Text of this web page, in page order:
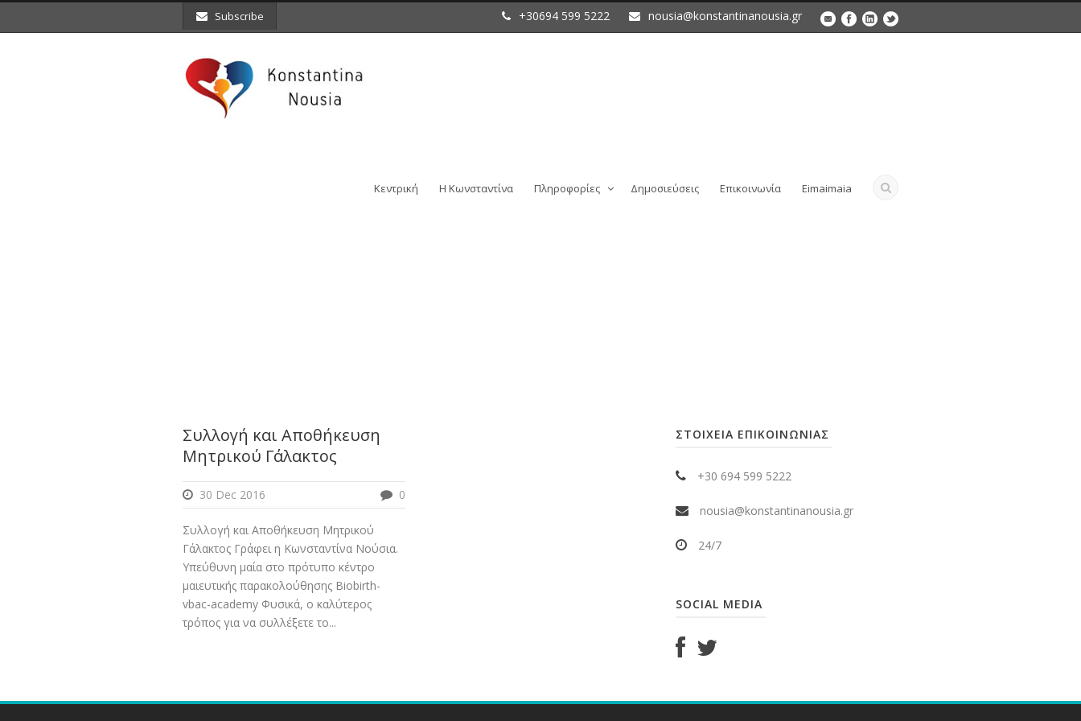
Subscribe +30694 599 5222 nousia@konstantinanousia.gr
Κεντρική Η Κωνσταντίνα Πληροφορίες Δημοσιεύσεις Επικοινωνία Eimaimaia
Συλλογή και Αποθήκευση
Μητρικού Γάλακτος
30 Dec 2016 0
Συλλογή και Αποθήκευση Μητρικού
Γάλακτος Γράφει η Κωνσταντίνα Νούσια.
Υπεύθυνη μαία στο πρότυπο κέντρο
μαιευτικής παρακολούθησης Biobirth-
vbac-academy Φυσικά, ο καλύτερος
τρόπος για να συλλέξετε το...
ΣΤΟΙΧΕΙΑ ΕΠΙΚΟΙΝΩΝΙΑΣ
+30 694 599 5222
nousia@konstantinanousia.gr
24/7
SOCIAL MEDIA